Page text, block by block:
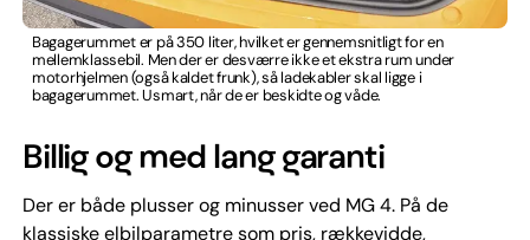
Bagagerummet er på 350 liter, hvilket er gennemsnitligt for en
mellemklassebil. Men der er desværre ikke et ekstra rum under
motorhjelmen (også kaldet frunk), så ladekabler skal ligge i
bagagerummet. Usmart, når de er beskidte og våde.
Billig og med lang garanti
Der er både plusser og minusser ved MG 4. På de
klassiske elbilparametre som pris, rækkevidde,